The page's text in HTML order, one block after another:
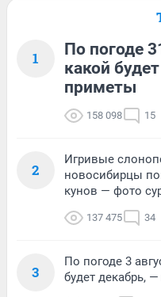
1
По погоде
какой
приметы
158 098 15
2
Игривые
новосибирцы
кунов — фото
137 475 34
3
По погоде 3
будет декабрь,